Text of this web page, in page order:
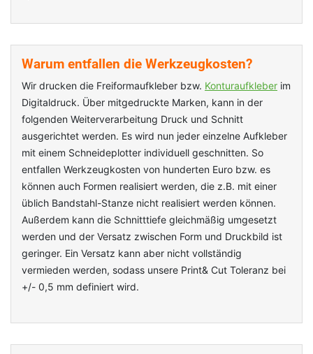
Warum entfallen die Werkzeugkosten?
Wir drucken die Freiformaufkleber bzw. Konturaufkleber im
Digitaldruck. Über mitgedruckte Marken, kann in der
folgenden Weiterverarbeitung Druck und Schnitt
ausgerichtet werden. Es wird nun jeder einzelne Aufkleber
mit einem Schneideplotter individuell geschnitten. So
entfallen Werkzeugkosten von hunderten Euro bzw. es
können auch Formen realisiert werden, die z.B. mit einer
üblich Bandstahl-Stanze nicht realisiert werden können.
Außerdem kann die Schnitttiefe gleichmäßig umgesetzt
werden und der Versatz zwischen Form und Druckbild ist
geringer. Ein Versatz kann aber nicht vollständig
vermieden werden, sodass unsere Print& Cut Toleranz bei
+/- 0,5 mm definiert wird.